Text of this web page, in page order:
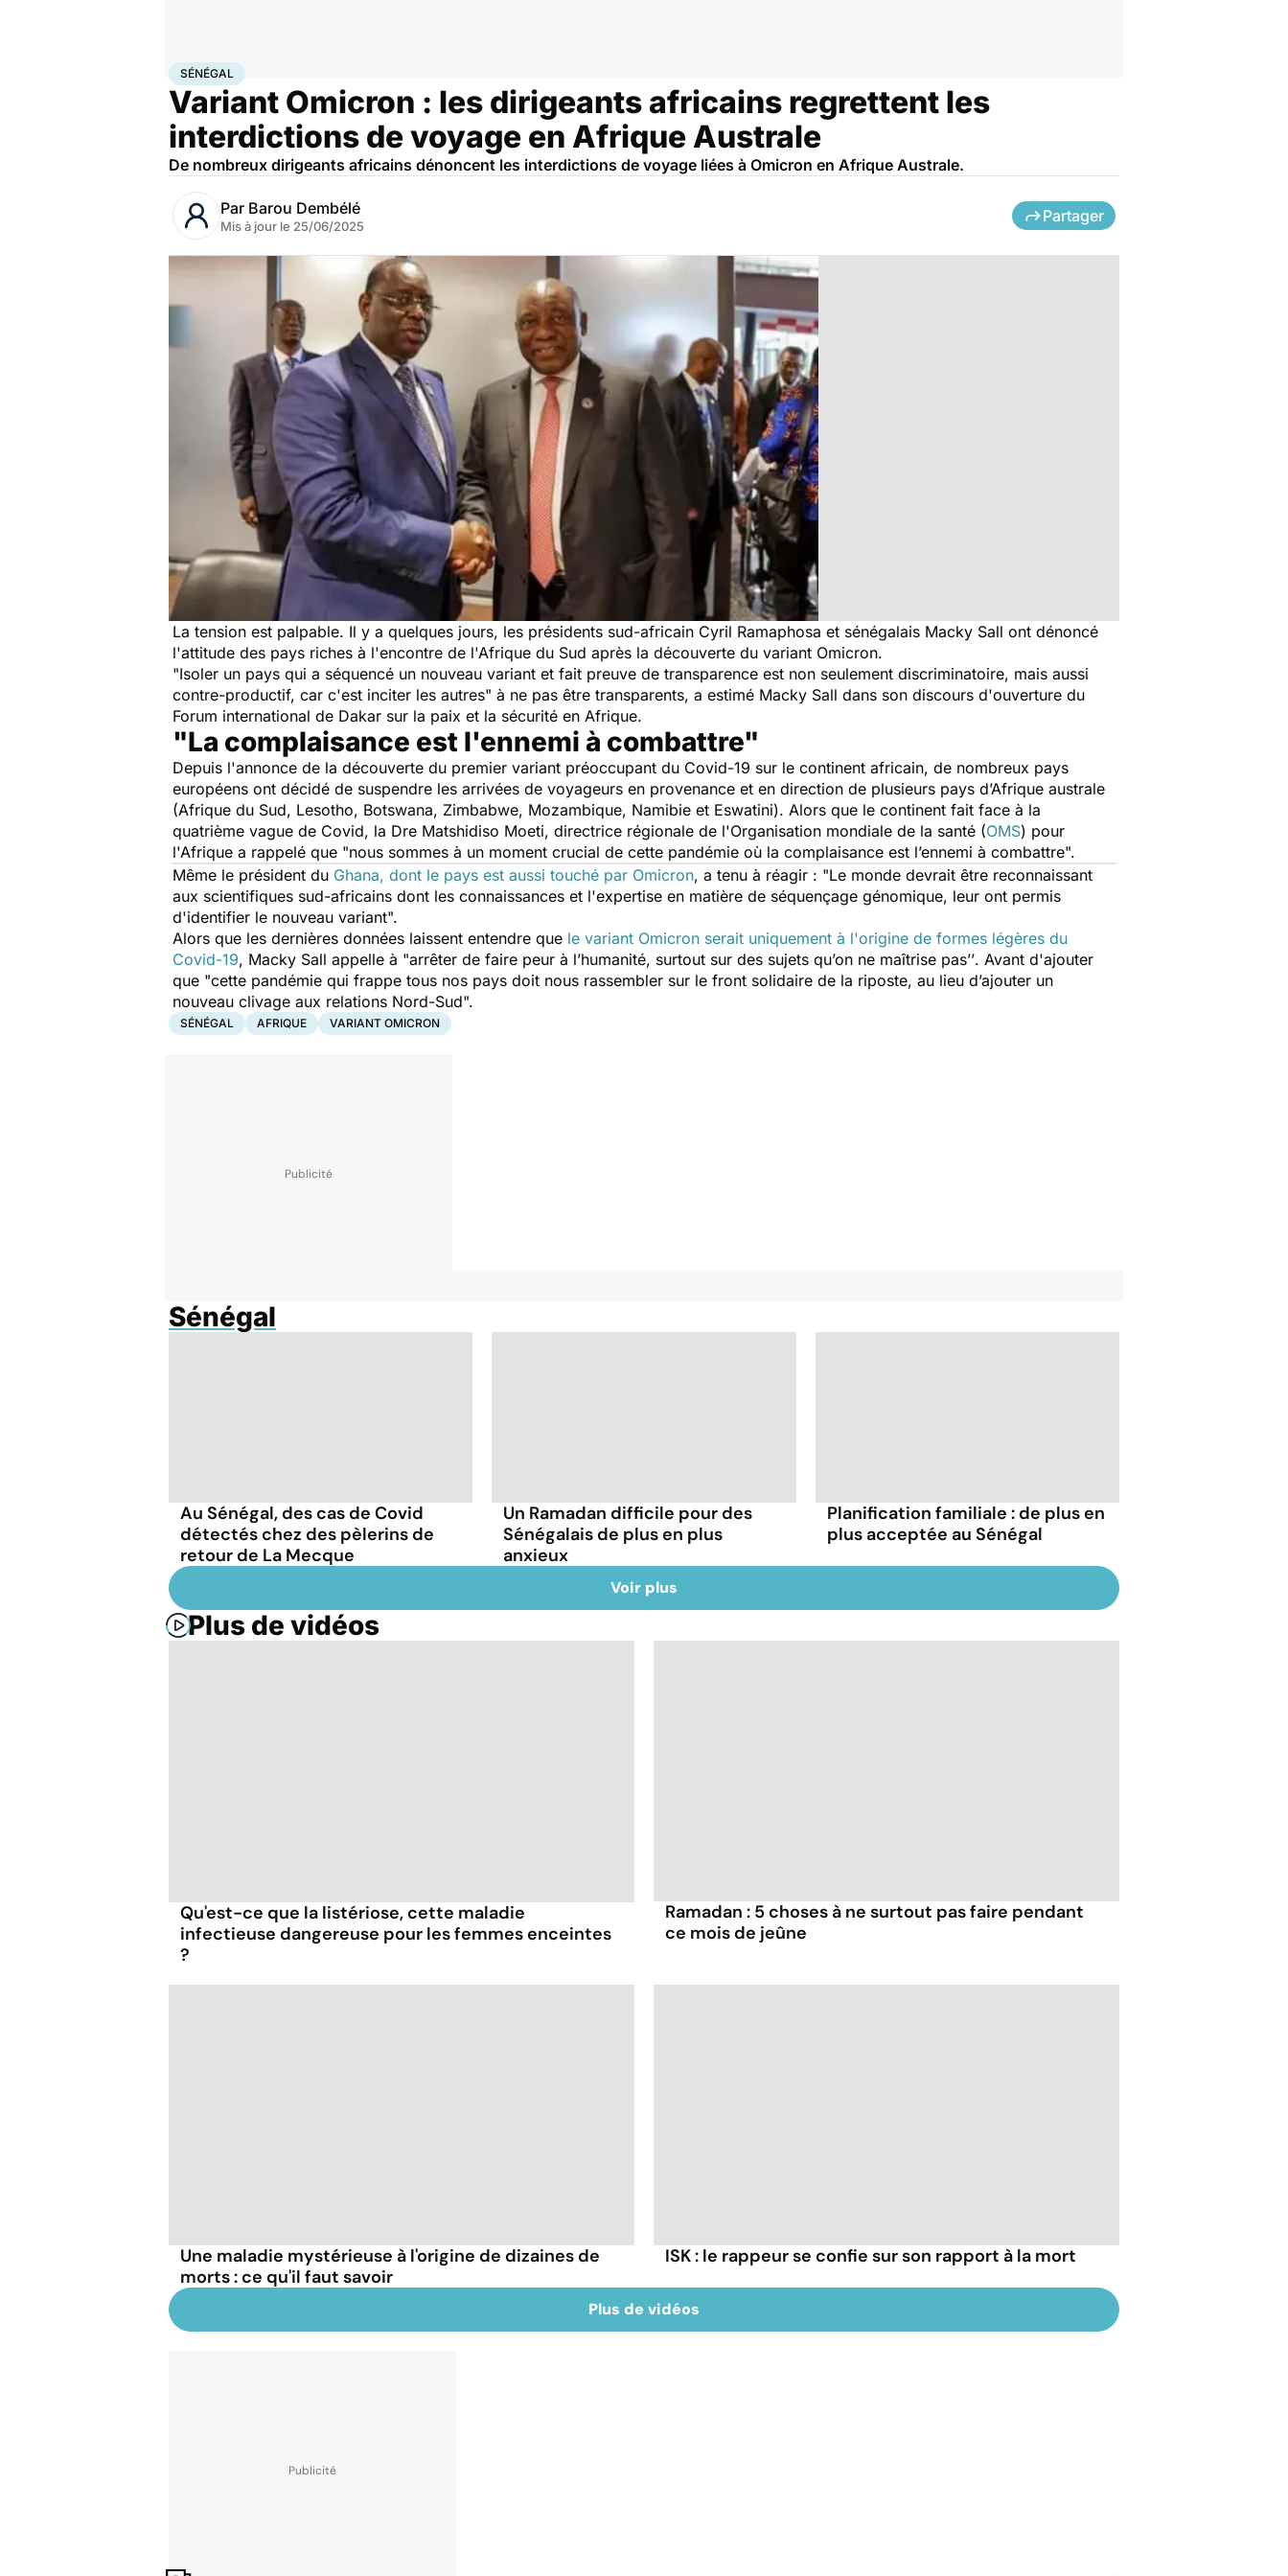
AccueilSanté Maladies
SÉNÉGAL
Variant Omicron : les dirigeants africains regrettent les
interdictions de voyage en Afrique Australe
De nombreux dirigeants africains dénoncent les interdictions de voyage liées à Omicron en Afrique Australe.
Par Barou Dembélé
Mis à jour le 25/06/2025
Partager
La tension est palpable. Il y a quelques jours, les présidents sud-africain Cyril Ramaphosa et sénégalais Macky Sall ont dénoncé
l'attitude des pays riches à l'encontre de l'Afrique du Sud après la découverte du variant Omicron.
"Isoler un pays qui a séquencé un nouveau variant et fait preuve de transparence est non seulement discriminatoire, mais aussi
contre-productif, car c'est inciter les autres" à ne pas être transparents, a estimé Macky Sall dans son discours d'ouverture du
Forum international de Dakar sur la paix et la sécurité en Afrique.
"La complaisance est l'ennemi à combattre"
Depuis l'annonce de la découverte du premier variant préoccupant du Covid-19 sur le continent africain, de nombreux pays
européens ont décidé de suspendre les arrivées de voyageurs en provenance et en direction de plusieurs pays d’Afrique australe
(Afrique du Sud, Lesotho, Botswana, Zimbabwe, Mozambique, Namibie et Eswatini). Alors que le continent fait face à la
quatrième vague de Covid, la Dre Matshidiso Moeti, directrice régionale de l'Organisation mondiale de la santé (OMS) pour
l'Afrique a rappelé que "nous sommes à un moment crucial de cette pandémie où la complaisance est l’ennemi à combattre".
Même le président du Ghana, dont le pays est aussi touché par Omicron, a tenu à réagir : "Le monde devrait être reconnaissant
aux scientifiques sud-africains dont les connaissances et l'expertise en matière de séquençage génomique, leur ont permis
d'identifier le nouveau variant".
Alors que les dernières données laissent entendre que le variant Omicron serait uniquement à l'origine de formes légères du
Covid-19, Macky Sall appelle à "arrêter de faire peur à l’humanité, surtout sur des sujets qu’on ne maîtrise pas’’. Avant d'ajouter
que "cette pandémie qui frappe tous nos pays doit nous rassembler sur le front solidaire de la riposte, au lieu d’ajouter un
nouveau clivage aux relations Nord-Sud".
SÉNÉGAL AFRIQUE VARIANT OMICRON
Sénégal
Au Sénégal, des cas de Covid
détectés chez des pèlerins de
retour de La Mecque
Un Ramadan difficile pour des
Sénégalais de plus en plus
anxieux
Planification familiale : de plus en
plus acceptée au Sénégal
Voir plus
Plus de vidéos
Qu'est-ce que la listériose, cette maladie
infectieuse dangereuse pour les femmes enceintes
?
Ramadan : 5 choses à ne surtout pas faire pendant
ce mois de jeûne
Une maladie mystérieuse à l'origine de dizaines de
morts : ce qu'il faut savoir
ISK : le rappeur se confie sur son rapport à la mort
Plus de vidéos